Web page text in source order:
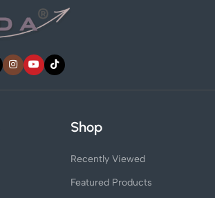
Shop
Recently Viewed
Featured Products